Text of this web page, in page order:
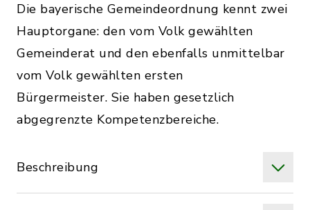
Die bayerische Gemeindeordnung kennt zwei
Hauptorgane: den vom Volk gewählten
Gemeinderat und den ebenfalls unmittelbar
vom Volk gewählten ersten
Bürgermeister. Sie haben gesetzlich
abgegrenzte Kompetenzbereiche.
Beschreibung